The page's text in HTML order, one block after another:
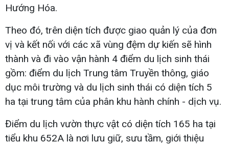
Hướng Hóa.
Theo đó, trên diện tích được giao quản lý của đơn
vị và kết nối với các xã vùng đệm dự kiến sẽ hình
thành và đi vào vận hành 4 điểm du lịch sinh thái
gồm: điểm du lịch Trung tâm Truyền thông, giáo
dục môi trường và du lịch sinh thái có diện tích 5
ha tại trung tâm của phân khu hành chính - dịch vụ.
Điểm du lịch vườn thực vật có diện tích 165 ha tại
tiểu khu 652A là nơi lưu giữ, sưu tầm, giới thiệu